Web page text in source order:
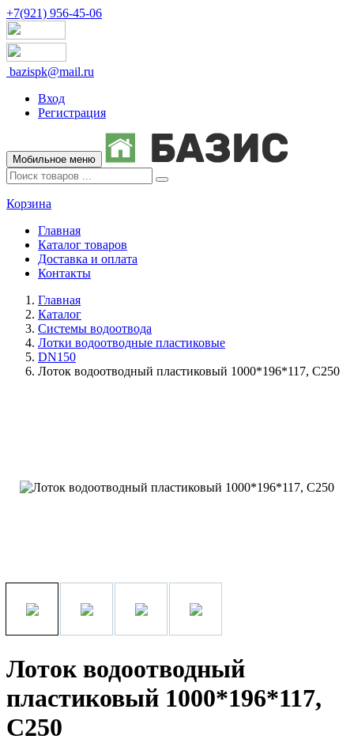
+7(921) 956-45-06
bazispk@mail.ru
Вход
Регистрация
Мобильное меню
Корзина
Главная
Каталог товаров
Доставка и оплата
Контакты
Главная
Каталог
Системы водоотвода
Лотки водоотводные пластиковые
DN150
Лоток водоотводный пластиковый 1000*196*117, С250
Лоток водоотводный
пластиковый 1000*196*117,
С250